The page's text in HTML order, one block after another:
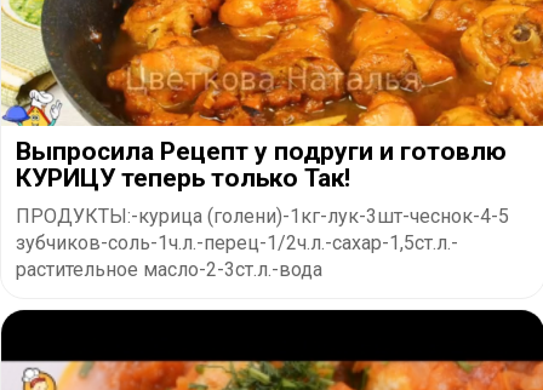
Выпросила Рецепт у подруги и готовлю
КУРИЦУ теперь только Так!
ПРОДУКТЫ:-курица (голени)-1кг-лук-3шт-чеснок-4-5
зубчиков-соль-1ч.л.-перец-1/2ч.л.-сахар-1,5ст.л.-
растительное масло-2-3ст.л.-вода